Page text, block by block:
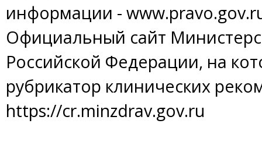
информации -
Официальный сайт
Российской Федерации, на
рубрикатор клинических
https://cr.minzdrav.gov.ru